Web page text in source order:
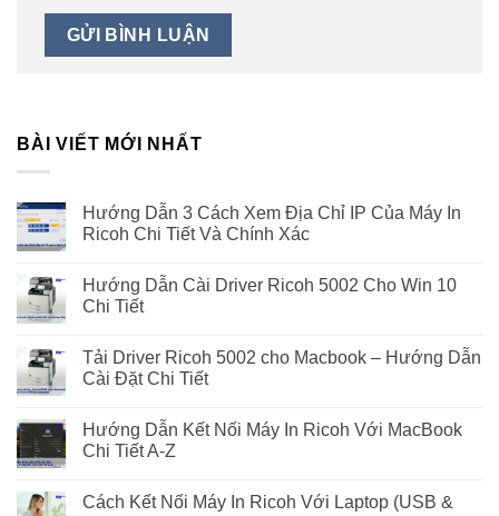
BÀI VIẾT MỚI NHẤT
Hướng Dẫn 3 Cách Xem Địa Chỉ IP Của Máy In
Ricoh Chi Tiết Và Chính Xác
Hướng Dẫn Cài Driver Ricoh 5002 Cho Win 10
Chi Tiết
Tải Driver Ricoh 5002 cho Macbook – Hướng Dẫn
Cài Đặt Chi Tiết
Hướng Dẫn Kết Nối Máy In Ricoh Với MacBook
Chi Tiết A-Z
Cách Kết Nối Máy In Ricoh Với Laptop (USB &